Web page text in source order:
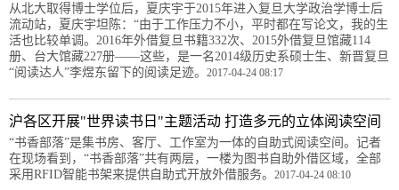
从北大取得博士学位后，夏庆宇于2015年进入复旦大学政治学博士后
流动站，夏庆宇坦陈：“由于工作压力不小，平时都在写论文，我的生
活也比较单调。2016年外借复旦书籍332次、2015外借复旦馆藏114
册、台大馆藏227册——这些，是一名2014级历史系硕士生、新晋复旦
“阅读达人”李煜东留下的阅读足迹。 2017-04-24 08:17
沪各区开展"世界读书日"主题活动 打造多元的立体阅读空间
“书香部落”是集书房、客厅、工作室为一体的自助式阅读空间。记者
在现场看到，“书香部落”共有两层，一楼为图书自助外借区域，全部
采用RFID智能书架来提供自助式开放外借服务。 2017-04-24 08:10